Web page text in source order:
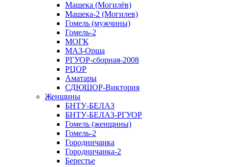
Машека (Могилёв)
Машека-2 (Могилев)
Гомель (мужчины)
Гомель-2
МОГК
МАЗ-Орша
РГУОР-сборная-2008
РЦОР
Аматары
СДЮШОР-Виктория
Женщины
БНТУ-БЕЛАЗ
БНТУ-БЕЛАЗ-РГУОР
Гомель (женщины)
Гомель-2
Городничанка
Городничанка-2
Берестье